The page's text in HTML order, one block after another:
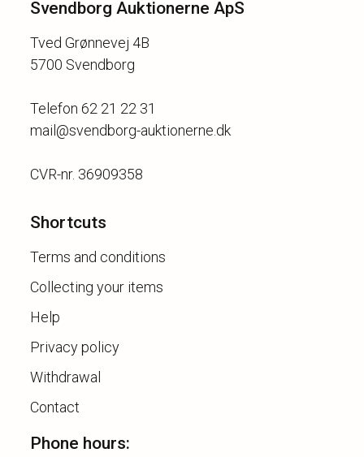
Svendborg Auktionerne ApS
Tved Grønnevej 4B
5700 Svendborg
Telefon 62 21 22 31
mail@svendborg-auktionerne.dk
Shortcuts
Terms and conditions
Collecting your items
Help
Privacy policy
Withdrawal
Contact
Phone hours: